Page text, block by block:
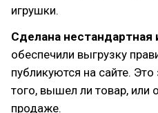
игрушки.
Сделана нестандартная
обеспечили выгрузку
публикуются на сайте. Это
того, вышел ли товар, или
продаже.